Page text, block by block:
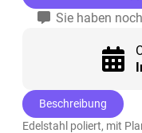
Sie haben
Beschreibung
Edelstahl poliert, mit